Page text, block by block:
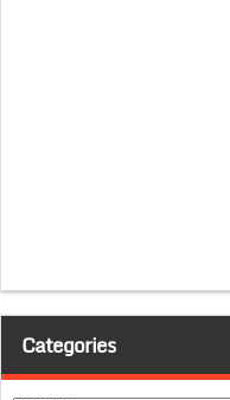
Categories